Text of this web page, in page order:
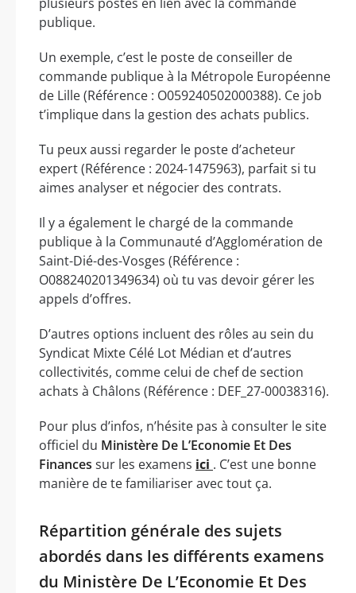
publique.
Un exemple, c’est le poste de conseiller de
commande publique à la Métropole Européenne
de Lille (Référence : O059240502000388). Ce job
t’implique dans la gestion des achats publics.
Tu peux aussi regarder le poste d’acheteur
expert (Référence : 2024-1475963), parfait si tu
aimes analyser et négocier des contrats.
Il y a également le chargé de la commande
publique à la Communauté d’Agglomération de
Saint-Dié-des-Vosges (Référence :
O088240201349634) où tu vas devoir gérer les
appels d’offres.
D’autres options incluent des rôles au sein du
Syndicat Mixte Célé Lot Médian et d’autres
collectivités, comme celui de chef de section
achats à Châlons (Référence : DEF_27-00038316).
Pour plus d’infos, n’hésite pas à consulter le site
officiel du Ministère De L’Economie Et Des
Finances sur les examens ici . C’est une bonne
manière de te familiariser avec tout ça.
Répartition générale des sujets
abordés dans les différents examens
du Ministère De L’Economie Et Des